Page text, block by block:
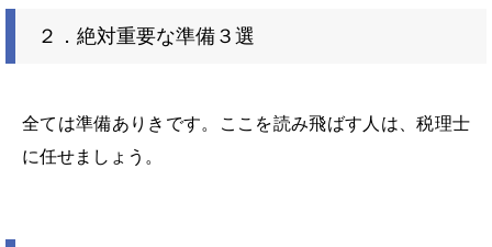
２．絶対重要な準備３選
全ては準備ありきです。ここを読み飛ばす人は、税理士
に任せましょう。